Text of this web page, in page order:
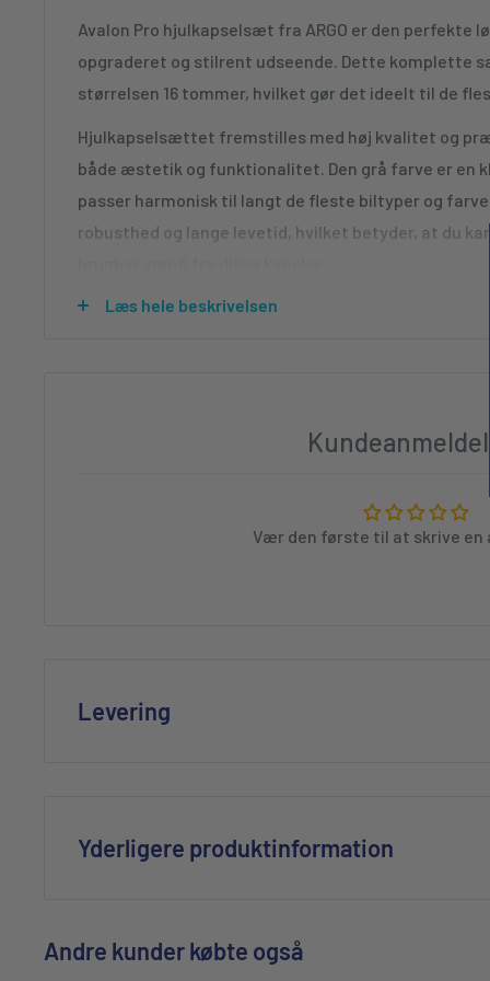
Avalon Pro hjulkapselsæt fra ARGO er den perfekte
opgraderet og stilrent udseende. Dette komplette
størrelsen 16 tommer, hvilket gør det ideelt til de
Hjulkapselsættet fremstilles med høj kvalitet og
både æstetik og funktionalitet. Den grå farve er en
passer harmonisk til langt de fleste biltyper og
robusthed og lange levetid, hvilket betyder, at du
En af de vigtigste fordele ved Avalon Pro
værforhold. Disse kapsler tilbyder et premium-look
hvilket gør dem til et populært valg blandt både
Installationen af hjulkapselsættet er ligetil og
Designet er tidløst og moderne på samme tid,
kapsler i mange år uden at de virker daterede.
enhver bilentusiast, der ønsker at forbedre deres
retvisende.
Læs hele beskrivelsen
Vær den første til at skrive en
Levering
Levering på din arbejdsplads - 69 kr
Yderligere produktinformation
Andre kunder købte også